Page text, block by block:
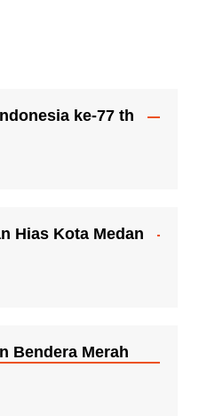
ke-77 th
Hias Kota Medan
Bendera Merah